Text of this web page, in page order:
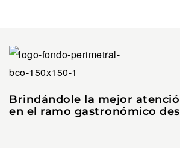
Brindándole la mejor
en el ramo gastronómico